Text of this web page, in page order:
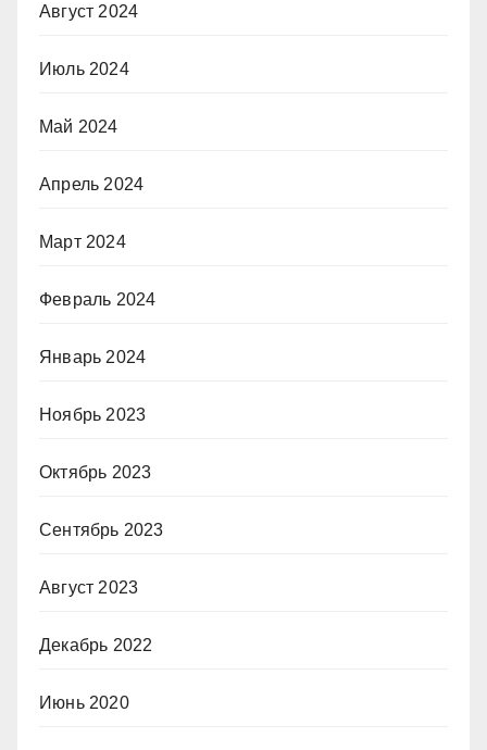
Август 2024
Июль 2024
Май 2024
Апрель 2024
Март 2024
Февраль 2024
Январь 2024
Ноябрь 2023
Октябрь 2023
Сентябрь 2023
Август 2023
Декабрь 2022
Июнь 2020